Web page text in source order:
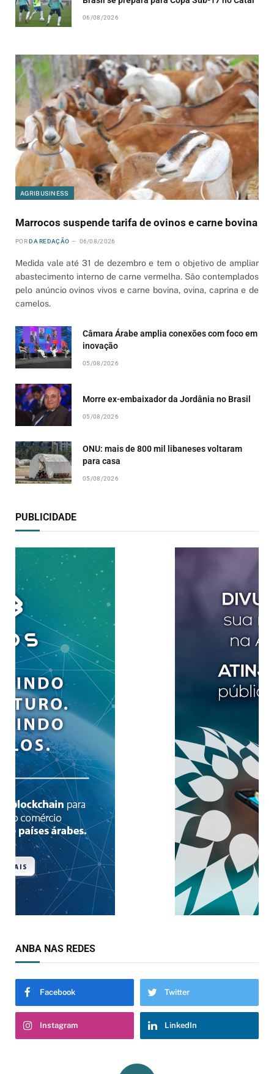
06/08/2026
AGRIBUSINESS
Marrocos suspende tarifa de ovinos e carne bovina
POR DA REDAÇÃO 06/08/2026
Medida vale até 31 de dezembro e tem o objetivo de ampliar
abastecimento interno de carne vermelha. São contemplados
pelo anúncio ovinos vivos e carne bovina, ovina, caprina e de
camelos.
Câmara Árabe amplia conexões com foco em
inovação
05/08/2026
Morre ex-embaixador da Jordânia no Brasil
05/08/2026
ONU: mais de 800 mil libaneses voltaram
para casa
05/08/2026
PUBLICIDADE
ANBA NAS REDES
Facebook Twitter
Instagram LinkedIn